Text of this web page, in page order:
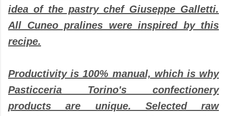
idea of the pastry chef Giuseppe Galletti.
All Cuneo pralines were inspired by this
recipe.
Productivity is 100% manual, which is why
Pasticceria Torino's confectionery
products are unique. Selected raw